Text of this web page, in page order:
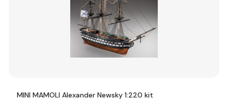
MINI MAMOLI Alexander Newsky 1:220 kit